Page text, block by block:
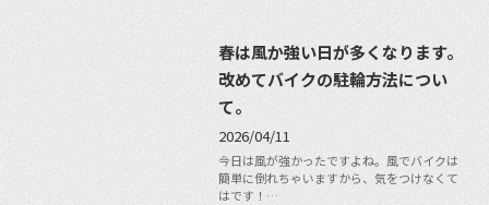
春は風か強い日が多くなります。
改めてバイクの駐輪方法につい
て。
2026/04/11
今日は風が強かったですよね。風でバイクは
簡単に倒れちゃいますから、気をつけなくて
はです！…